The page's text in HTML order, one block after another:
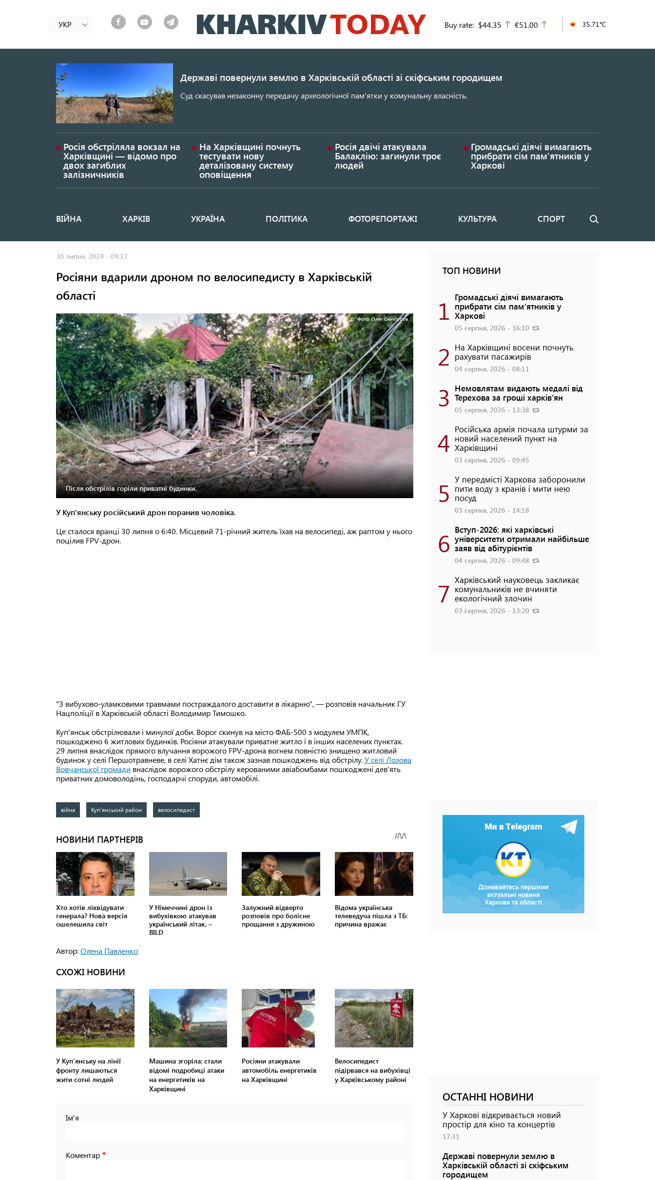
до
основного
УКР Buy rate: $44.35 up
€51.00 35.71°C
Державі повернули землю в Харківській області зі скіфським городищем
Суд скасував незаконну передачу археологічної пам'ятки у комунальну власність.
Росія обстріляла вокзал на
Харківщині — відомо про
двох загиблих
залізничників
На Харківщині почнуть
тестувати нову
деталізовану систему
оповіщення
Росія двічі атакувала
Балаклію: загинули троє
людей
Громадські діячі вимагають
прибрати сім пам'ятників у
Харкові
Основная
ВІЙНА ХАРКІВ УКРАЇНА ПОЛІТИКА ФОТОРЕПОРТАЖІ КУЛЬТУРА СПОРТ Пошук
30 липня, 2024 - 09:17
Росіяни вдарили дроном по велосипедисту в Харківській
області
Фото: Олег Синєгубов
Після обстрілів горіли приватні будинки.
У Куп'янську російський дрон поранив чоловіка.
Це сталося вранці 30 липня о 6:40. Місцевий 71-річний житель їхав на велосипеді, аж раптом у нього
поцілив FPV-дрон.
"З вибухово-уламковими травмами постраждалого доставити в лікарню", — розповів начальник ГУ
Нацполіції в Харківській області Володимир Тимошко.
Куп'янськ обстрілювали і минулої доби. Ворог скинув на місто ФАБ-500 з модулем УМПК,
пошкоджено 6 житлових будинків. Росіяни атакували приватне житло і в інших населених пунктах.
29 липня внаслідок прямого влучання ворожого FPV-дрона вогнем повністю знищено житловий
будинок у селі Першотравневе, в селі Хатнє дім також зазнав пошкоджень від обстрілу.У селі Лозова
Вовчанської громади внаслідок ворожого обстрілу керованими авіабомбами пошкоджені дев'ять
приватних домоволодінь, господарчі споруди, автомобілі.
війна Куп'янський район велосипедист
Автор:Олена Павленко
СХОЖІ НОВИНИ
У Куп'янську на лінії
фронту лишаються
жити сотні людей
Машина згоріла: стали
відомі подробиці атаки
на енергетиків на
Харківщині
Росіяни атакували
автомобіль енергетиків
на Харківщині
Велосипедист
підірвався на вибухівці
у Харківському районі
Ім'я
Коментар
ТОП НОВИНИ
1 Громадські діячі вимагають
прибрати сім пам'ятників у
Харкові
05 серпня, 2026 - 16:10
2 На Харківщині восени почнуть
рахувати пасажирів
04 серпня, 2026 - 08:11
3 Немовлятам видають медалі від
Терехова за гроші харків'ян
05 серпня, 2026 - 13:38
4 Російська армія почала штурми за
новий населений пункт на
Харківщині
03 серпня, 2026 - 09:45
5 У передмісті Харкова заборонили
пити воду з кранів і мити нею
посуд
03 серпня, 2026 - 14:18
6 Вступ-2026: які харківські
університети отримали найбільше
заяв від абітурієнтів
04 серпня, 2026 - 09:48
7 Харківський науковець закликає
комунальників не вчиняти
екологічний злочин
03 серпня, 2026 - 13:20
ОСТАННІ НОВИНИ
У Харкові відкривається новий
простір для кіно та концертів
17:31
Державі повернули землю в
Харківській області зі скіфським
городищем